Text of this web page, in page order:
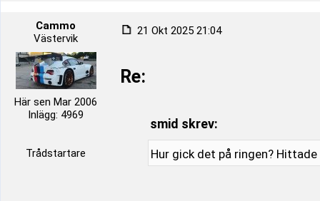
Cammo
Västervik
Här sen Mar 2006
Inlägg: 4969
Trådstartare
21 Okt 2025 21:04
Re:
smid skrev:
Hur gick det på ringen?